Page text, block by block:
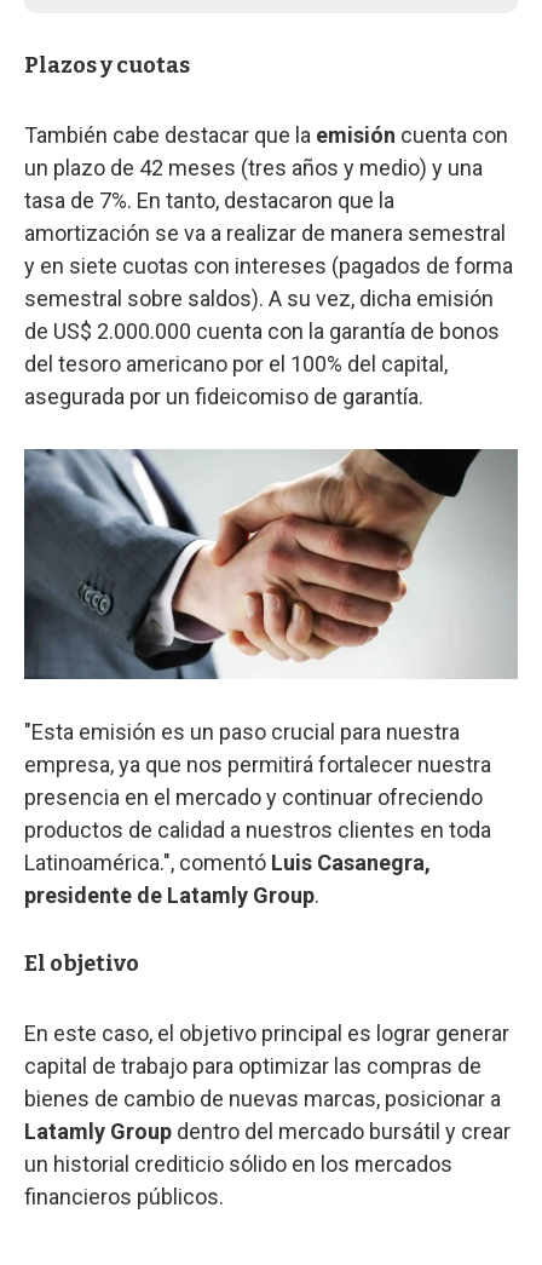
Plazos y cuotas
También cabe destacar que la emisión cuenta con
un plazo de 42 meses (tres años y medio) y una
tasa de 7%. En tanto, destacaron que la
amortización se va a realizar de manera semestral
y en siete cuotas con intereses (pagados de forma
semestral sobre saldos). A su vez, dicha emisión
de US$ 2.000.000 cuenta con la garantía de bonos
del tesoro americano por el 100% del capital,
asegurada por un fideicomiso de garantía.
"Esta emisión es un paso crucial para nuestra
empresa, ya que nos permitirá fortalecer nuestra
presencia en el mercado y continuar ofreciendo
productos de calidad a nuestros clientes en toda
Latinoamérica.", comentó Luis Casanegra,
presidente de Latamly Group.
El objetivo
En este caso, el objetivo principal es lograr generar
capital de trabajo para optimizar las compras de
bienes de cambio de nuevas marcas, posicionar a
Latamly Group dentro del mercado bursátil y crear
un historial crediticio sólido en los mercados
financieros públicos.